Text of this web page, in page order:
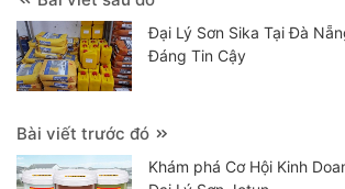
Đại Lý Sơn Sika Tại Đà
Đáng Tin Cậy
Bài viết trước đó
Khám phá Cơ Hội Kinh